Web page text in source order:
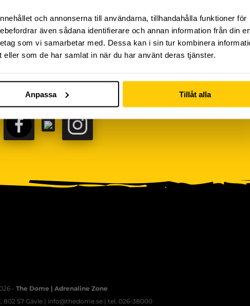
och annonserna till användarna, tillhandahålla funktioner för
även sådana identifierare och annan information från din
som vi samarbetar med. Dessa kan i sin tur kombinera
som de har samlat in när du har använt deras tjänster.
Anpassa Tillåt alla
PÅ SOCIALA MEDIER
FACEBOOKTIKTOK
- The Dome | Adrenaline Zone
802 57 Gävle | info@thedome.se | tel. 026-38000